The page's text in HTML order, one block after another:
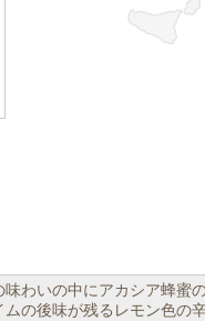
わいの中にアカシア蜂蜜
の後味が残るレモン色の